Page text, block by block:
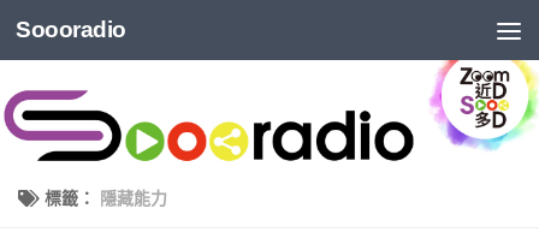
Soooradio
標籤： 隱藏能力